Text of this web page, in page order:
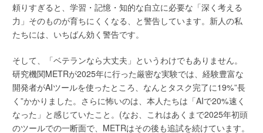
頼りすぎると、学習・記憶・知的な自立に必要な「深く考える
力」そのものが育ちにくくなる、と警告しています。新人の私
たちには、いちばん効く警告です。
そして、「ベテランなら大丈夫」というわけでもありません。
研究機関METRが2025年に行った厳密な実験では、経験豊富な
開発者がAIツールを使ったところ、なんとタスク完了に19%”長
く”かかりました。さらに怖いのは、本人たちは「AIで20%速く
なった」と感じていたこと。(なお、これはあくまで2025年初頭
のツールでの一断面で、METRはその後も追試を続けています。